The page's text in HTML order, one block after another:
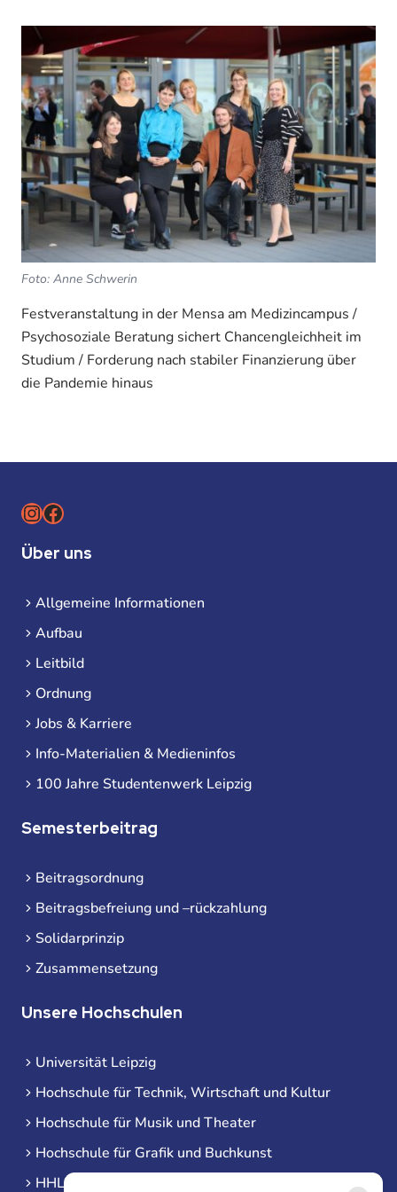
Foto: Anne Schwerin
Festveranstaltung in der Mensa am Medizincampus /
Psychosoziale Beratung sichert Chancengleichheit im
Studium / Forderung nach stabiler Finanzierung über
die Pandemie hinaus
Instagram
Facebook
Über uns
Allgemeine Informationen
Aufbau
Leitbild
Ordnung
Jobs & Karriere
Info-Materialien & Medieninfos
100 Jahre Studentenwerk Leipzig
Semesterbeitrag
Beitragsordnung
Beitragsbefreiung und –rückzahlung
Solidarprinzip
Zusammensetzung
Unsere Hochschulen
Universität Leipzig
Hochschule für Technik, Wirtschaft und Kultur
Hochschule für Musik und Theater
Hochschule für Grafik und Buchkunst
HHL Leipzig